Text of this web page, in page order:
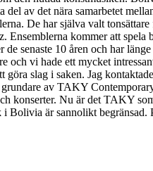
av det nära samarbetet
De har själva valt
kommer att spela
senaste 10 åren och har
vi hade ett mycket
slag i saken. Jag
av TAKY
Nu är det TAKY
är sannolikt